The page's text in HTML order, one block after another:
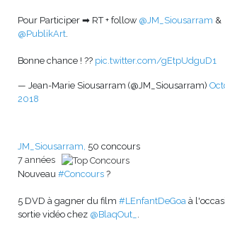
Pour Participer ➡ RT + follow @JM_Siousarram &
@PublikArt.
Bonne chance ! ?? pic.twitter.com/gEtpUdguD1
— Jean-Marie Siousarram (@JM_Siousarram)
2018
JM_Siousarram, 50 concours
7 années
Nouveau #Concours ?
5 DVD à gagner du film #LEnfantDeGoa à
sortie vidéo chez @BlaqOut_ .